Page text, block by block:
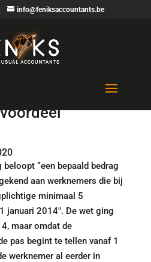
info@feniksaccountants.be
spreiding van
“een bepaald bedrag
aan werknemers die bij
minimaal 5
januari 2014″. De wet ging
maar omdat de
pas begint te tellen vanaf 1
werknemer al eerder in